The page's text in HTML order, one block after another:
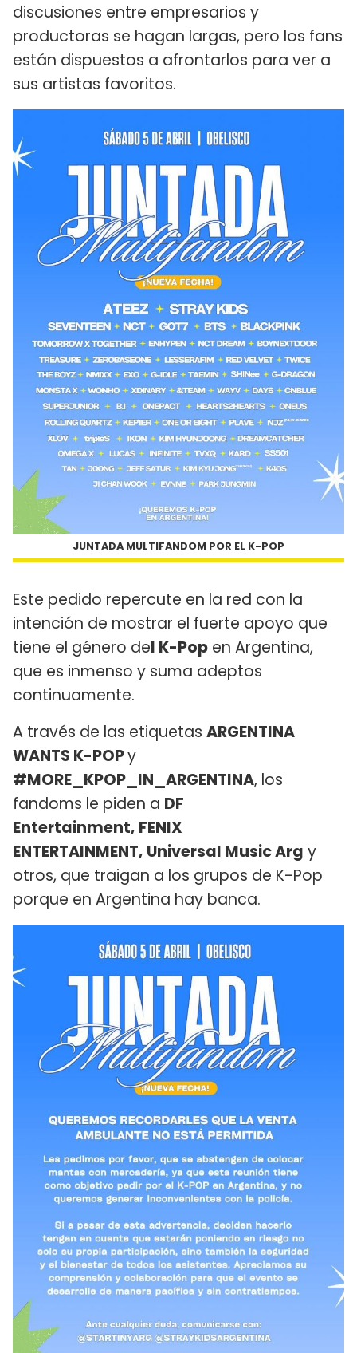
discusiones entre empresarios y
productoras se hagan largas, pero los fans
están dispuestos a afrontarlos para ver a
sus artistas favoritos.
JUNTADA MULTIFANDOM POR EL K-POP
Este pedido repercute en la red con la
intención de mostrar el fuerte apoyo que
tiene el género del K-Pop en Argentina,
que es inmenso y suma adeptos
continuamente.
A través de las etiquetas ARGENTINA
WANTS K-POPy
#MORE_KPOP_IN_ARGENTINA, los
fandoms le piden a DF
Entertainment, FENIX
ENTERTAINMENT, Universal Music Arg y
otros, que traigan a los grupos de K-Pop
porque en Argentina hay banca.